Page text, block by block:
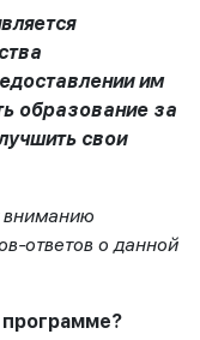
им
образование за
свои
вниманию
ответов о данной
программе?